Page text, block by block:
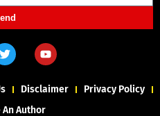
Disclaimer
Privacy Policy
An Author